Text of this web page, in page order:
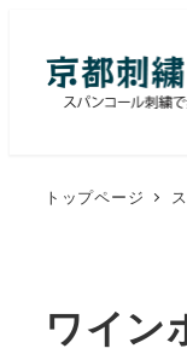
トップページ
ワイン